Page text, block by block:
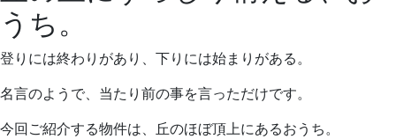
うち。
登りには終わりがあり、下りには始まりがある。
名言のようで、当たり前の事を言っただけです。
今回ご紹介する物件は、丘のほぼ頂上にあるおうち。